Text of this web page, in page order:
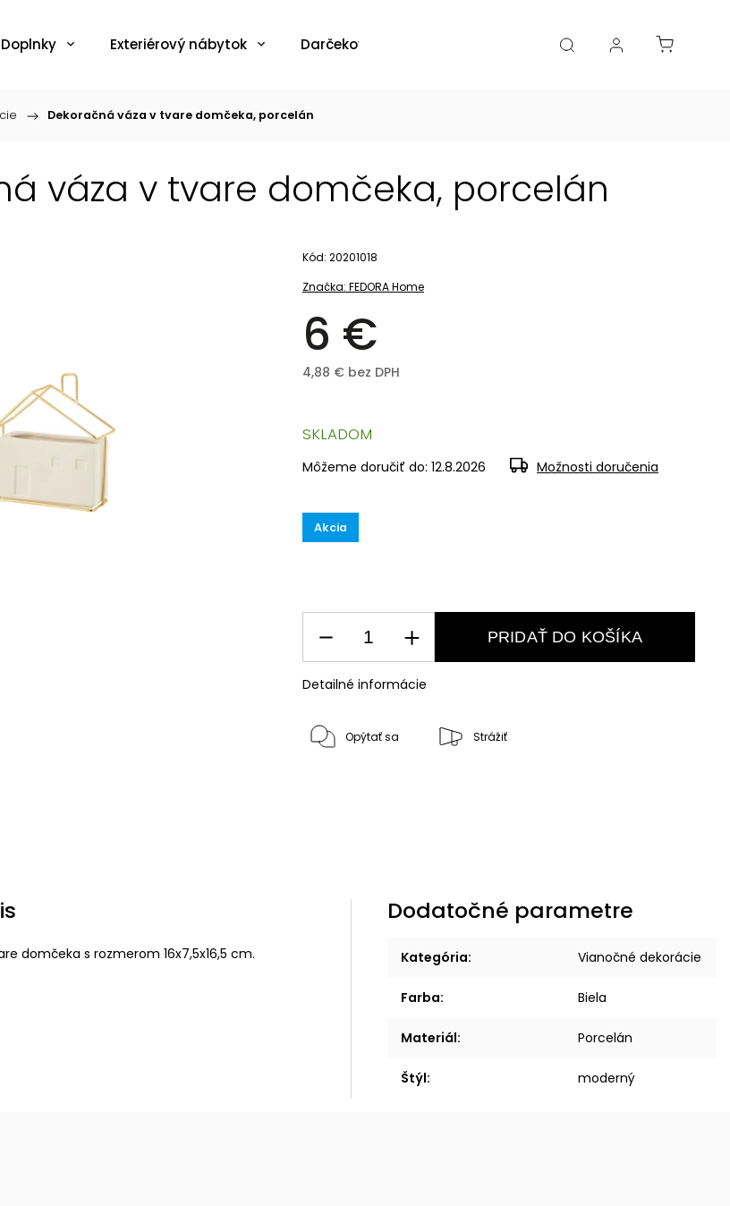
Doplnky Exteriérový nábytok Darčekové poukazy Katalógy Blogy
/ Dekoračná váza v tvare domčeka, porcelán
váza v tvare domčeka, porcelán
Značka: FEDORA Home
6 €
4,88 € bez DPH
Kód: 20201018
Akcia
SKLADOM
Môžeme doručiť do: 12.8.2026 Možnosti doručenia
PRIDAŤ DO KOŠÍKA
Detailné informácie
Opýtať sa Strážiť
domčeka s rozmerom 16x7,5x16,5 cm.
Dodatočné parametre
Kategória: Vianočné dekorácie
Farba: Biela
Materiál: Porcelán
Štýl: moderný